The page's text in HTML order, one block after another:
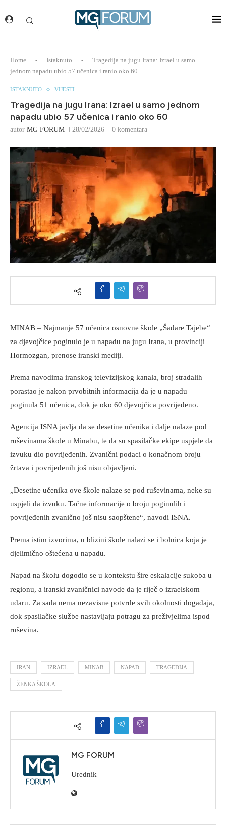
Home - Istaknuto -
Tragedija na jugu Irana: Izrael u samo
jednom napadu ubio 57 učenica i ranio oko 60
ISTAKNUTO VIJESTI
Tragedija na jugu Irana: Izrael u samo jednom
napadu ubio 57 učenica i ranio oko 60
autor MG FORUM 28/02/2026 0 komentara
MINAB – Najmanje 57 učenica osnovne škole „Šađare Tajebe“
za djevojčice poginulo je u napadu na jugu Irana, u provinciji
Hormozgan, prenose iranski mediji.
Prema navodima iranskog televizijskog kanala, broj stradalih
porastao je nakon prvobitnih informacija da je u napadu
poginula 51 učenica, dok je oko 60 djevojčica povrijeđeno.
Agencija ISNA javlja da se desetine učenika i dalje nalaze pod
ruševinama škole u Minabu, te da su spasilačke ekipe uspjele da
izvuku dio povrijeđenih. Zvanični podaci o konačnom broju
žrtava i povrijeđenih još nisu objavljeni.
„Desetine učenika ove škole nalaze se pod ruševinama, neke su
uspjeli da izvuku. Tačne informacije o broju poginulih i
povrijeđenih zvanično još nisu saopštene“, navodi ISNA.
Prema istim izvorima, u blizini škole nalazi se i bolnica koja je
djelimično oštećena u napadu.
Napad na školu dogodio se u kontekstu šire eskalacije sukoba u
regionu, a iranski zvaničnici navode da je riječ o izraelskom
udaru. Za sada nema nezavisne potvrde svih okolnosti događaja,
dok spasilačke službe nastavljaju potragu za preživjelima ispod
ruševina.
IRAN IZRAEL MINAB NAPAD TRAGEDIJA
ŽENKA ŠKOLA
MG FORUM
Urednik